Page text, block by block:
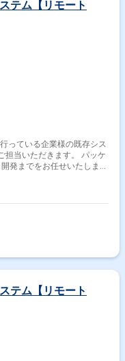
テム【リモート
っている企業様の既存シス
担当いただきます。 パッケ
発までをお任せいたしま
ポートなど
テム【リモート